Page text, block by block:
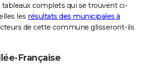
complets qui se trouvent ci-
les résultats des municipales à
de cette commune glisseront-ils
Française